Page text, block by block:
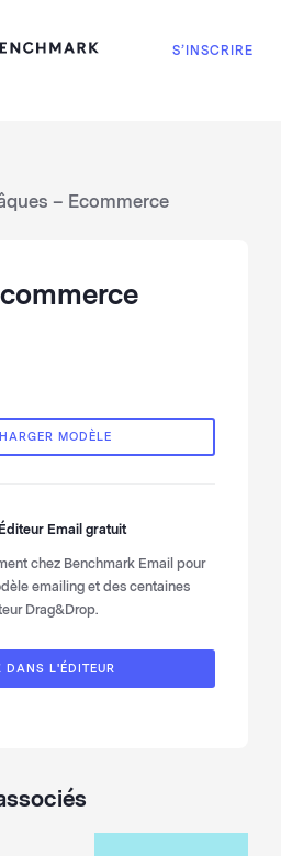
S’INSCRIRE
– Ecommerce
MODÈLE
Éditeur Email gratuit
chez Benchmark Email pour
emailing et des centaines
Drag&Drop.
DANS L'ÉDITEUR